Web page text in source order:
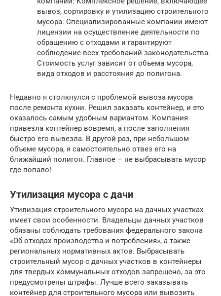
вывоз, сортировку и утилизацию строительного
мусора. Специализированные компании имеют
лицензии на осуществление деятельности по
обращению с отходами и гарантируют
соблюдение всех требований законодательства.
Стоимость услуг зависит от объема мусора,
вида отходов и расстояния до полигона.
Недавно я столкнулся с проблемой вывоза мусора
после ремонта кухни. Решил заказать контейнер, и это
оказалось самым удобным вариантом. Компания
привезла контейнер вовремя, а после заполнения
быстро его вывезла. В другой раз, при небольшом
объеме мусора, я самостоятельно отвез его на
ближайший полигон. Главное – не выбрасывать мусор
где попало!
Утилизация мусора с дачи
Утилизация строительного мусора на дачных участках
имеет свои особенности. Владельцы дачных участков
обязаны соблюдать требования федерального закона
«Об отходах производства и потребления», а также
региональных нормативных актов. Выбрасывать
строительный мусор с дачных участков в контейнеры
для твердых коммунальных отходов запрещено, за это
предусмотрены штрафы. Лучше всего заказывать
контейнер для строительного мусора или вывозить